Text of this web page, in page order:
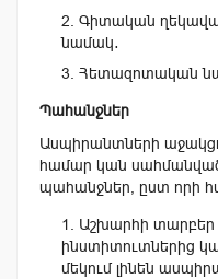
Գիտական
նամակ․
Հետազոտական
Պահանջներ
Ասպիրանտների
համար կան
պահանջներ, ըստ որի
Աշխարհի
ինստիտուտներից
մեկում լինեն